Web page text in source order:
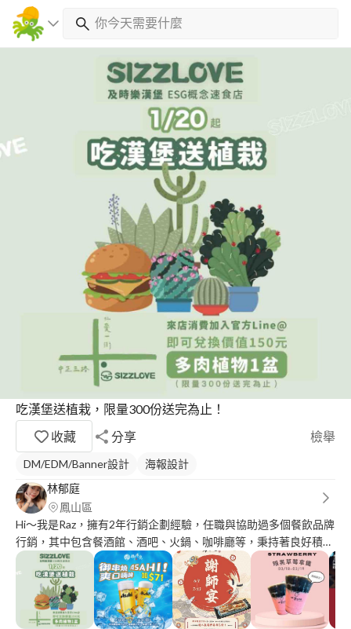
吃漢堡送植栽，限量300份送完為止！
收藏
分享 檢舉
DM/EDM/Banner設計
海報設計
林郁庭
鳳山區
Hi～我是Raz，擁有2年行銷企劃經驗，任職與協助過多個餐飲品牌
行銷，其中包含餐酒館、酒吧、火鍋、咖啡廳等，秉持著良好積極
的工作態度與完整的行銷規劃，無論是在前期建置階段或是中期品
牌的穩定發展，都能為您帶來專業的服務。